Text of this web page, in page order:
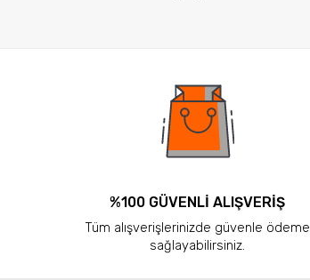
%100 GÜVENLİ ALIŞVERİŞ
Tüm alışverişlerinizde güvenle ödeme
sağlayabilirsiniz.